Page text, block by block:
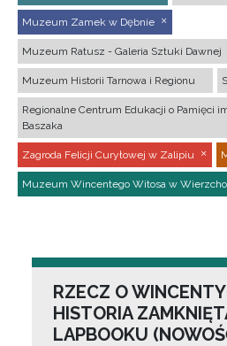
Muzeum Zamek w Dębnie
Muzeum Ratusz - Galeria Sztuki Dawnej
Muzeum Historii Tarnowa i Regionu
Regionalne Centrum Edukacji o Pamięci
Baszaka
Zagroda Felicji Curyłowej w Zalipiu
Muzeum Wincentego Witosa w
RZECZ O
HISTORIA
LAPBOOKU